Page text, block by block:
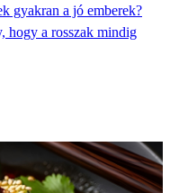
gyakran a jó emberek?
hogy a rosszak mindig